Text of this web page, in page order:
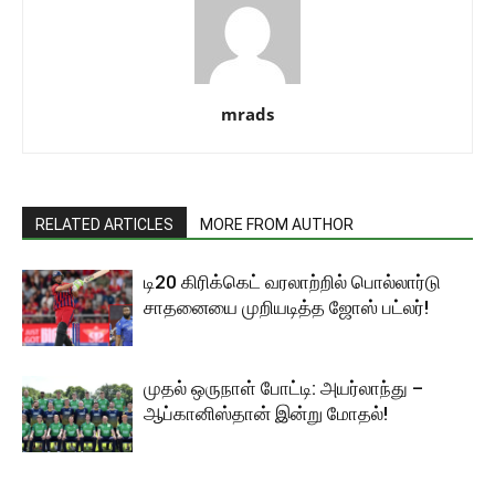
mrads
RELATED ARTICLES MORE FROM AUTHOR
டி20 கிரிக்கெட் வரலாற்றில் பொல்லார்டு
சாதனையை முறியடித்த ஜோஸ் பட்லர்!
முதல் ஒருநாள் போட்டி: அயர்லாந்து –
ஆப்கானிஸ்தான் இன்று மோதல்!